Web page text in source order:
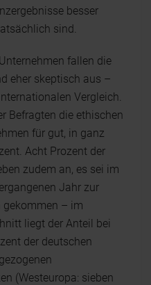
besser
sind.
fallen die
eher skeptisch aus –
Vergleich.
Befragten die ethischen
für gut, in ganz
Acht Prozent der
zudem an, es sei im
Jahr zur
gekommen – im
liegt der Anteil bei
der deutschen
(Westeuropa: sieben